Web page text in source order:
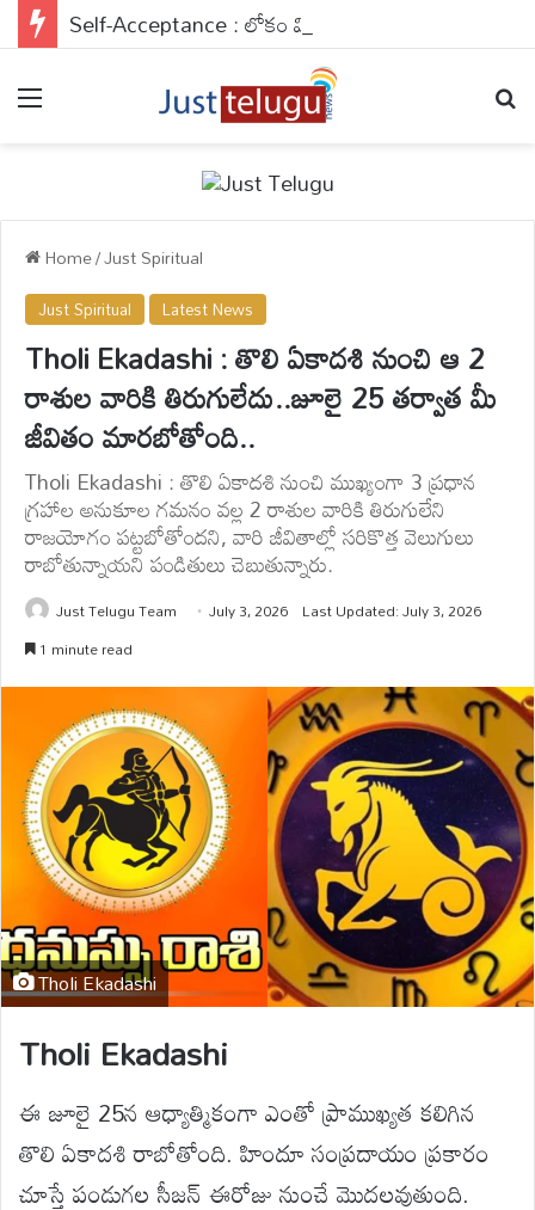
Home/Just Spiritual
Just Spiritual Latest News
Tholi Ekadashi : తొలి ఏకాదశి నుంచి ఆ 2
రాశుల వారికి తిరుగులేదు..జూలై 25 తర్వాత మీ
జీవితం మారబోతోంది..
Tholi Ekadashi : తొలి ఏకాదశి నుంచి ముఖ్యంగా 3 ప్రధాన
గ్రహాల అనుకూల గమనం వల్ల 2 రాశుల వారికి తిరుగులేని
రాజయోగం పట్టబోతోందని, వారి జీవితాల్లో సరికొత్త వెలుగులు
రాబోతున్నాయని పండితులు చెబుతున్నారు.
Just Telugu Team July 3, 2026 Last Updated: July 3, 2026
1 minute read
Tholi Ekadashi
Tholi Ekadashi
ఈ జూలై 25న ఆధ్యాత్మికంగా ఎంతో ప్రాముఖ్యత కలిగిన
తొలి ఏకాదశి రాబోతోంది. హిందూ సంప్రదాయం ప్రకారం
చూస్తే పండుగల సీజన్ ఈరోజు నుంచే మొదలవుతుంది.